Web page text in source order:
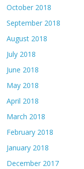
October 2018
September 2018
August 2018
July 2018
June 2018
May 2018
April 2018
March 2018
February 2018
January 2018
December 2017